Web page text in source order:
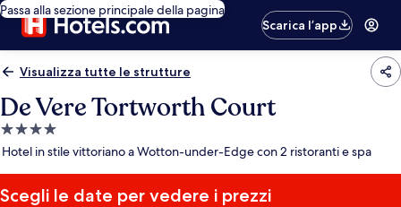
Passa alla sezione principale della pagina
Scarica l’app
Visualizza tutte le strutture
De Vere Tortworth Court
Struttura
a
stelle
Hotel in stile vittoriano a Wotton-under-Edge con 2 ristoranti e spa
Scegli le date per vedere i prezzi